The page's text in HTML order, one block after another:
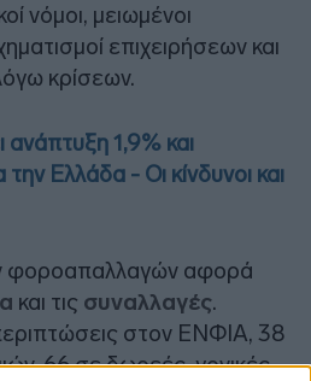
νόμοι, μειωμένοι
επιχειρήσεων και
κρίσεων.
1,9% και
Ελλάδα - Οι κίνδυνοι και
φοροαπαλλαγών αφορά
και τις συναλλαγές.
στον ΕΝΦΙΑ, 38
66 σε δωρεές, γονικές